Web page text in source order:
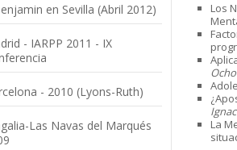
en Sevilla (Abril 2012)
- IARPP 2011 - IX
- 2010 (Lyons-Ruth)
Las Navas del Marqués
Los
La